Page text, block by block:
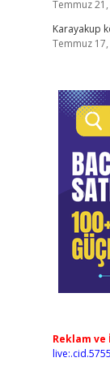
Temmuz
Karayakup
Temmuz
Reklam